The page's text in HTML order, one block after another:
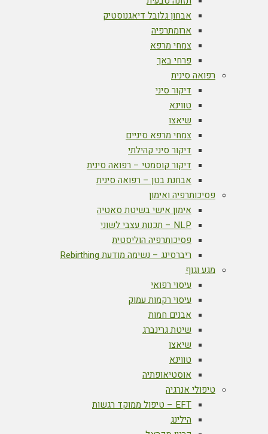
אבחון גלובל דיאגנוסטיק
ארומתרפיה
צמחי מרפא
פרחי באך
רפואה סינית
דיקור סיני
טווינא
שיאצו
צמחי מרפא סיניים
דיקור סיני קהילתי
דיקור קוסמטי – רפואה סינית
אבחנת בטן – רפואה סינית
פסיכותרפיה ואימון
אימון אישי בשיטת סאטיה
NLP – תכנות עצבי לשוני
פסיכותרפיה הוליסטית
ריברסינג – נשימה מודעת Rebirthing
מגע וגוף
עיסוי רפואי
עיסוי רקמות עמוק
אבנים חמות
שיטת גרינברג
שיאצו
טווינא
אוסטיאופתיה
טיפולי אנרגיה
EFT – טיפול ממוקד רגשות
הילינג